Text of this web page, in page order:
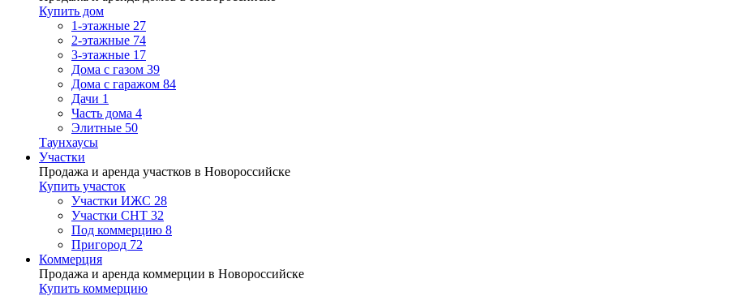
Купить дом
1-этажные 27
2-этажные 74
3-этажные 17
Дома с газом 39
Дома с гаражом 84
Дачи 1
Часть дома 4
Элитные 50
Таунхаусы
Участки
Продажа и аренда участков в Новороссийске
Купить участок
Участки ИЖС 28
Участки СНТ 32
Под коммерцию 8
Пригород 72
Коммерция
Продажа и аренда коммерции в Новороссийске
Купить коммерцию